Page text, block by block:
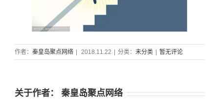
作者： 秦皇岛聚点网络 2018.11.22 分类： 未分类 暂无评论
关于作者： 秦皇岛聚点网络